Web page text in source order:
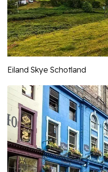
Eiland Skye Schotland